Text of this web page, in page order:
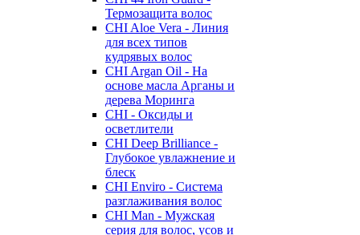
Термозащита волос
CHI Aloe Vera - Линия
для всех типов
кудрявых волос
CHI Argan Oil - На
основе масла Арганы и
дерева Моринга
CHI - Оксиды и
осветлители
CHI Deep Brilliance -
Глубокое увлажнение и
блеск
CHI Enviro - Система
разглаживания волос
CHI Man - Мужская
серия для волос, усов и